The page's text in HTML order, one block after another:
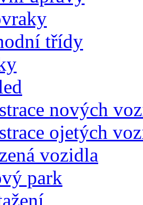
třídy
nových
ojetých
vozidla
park